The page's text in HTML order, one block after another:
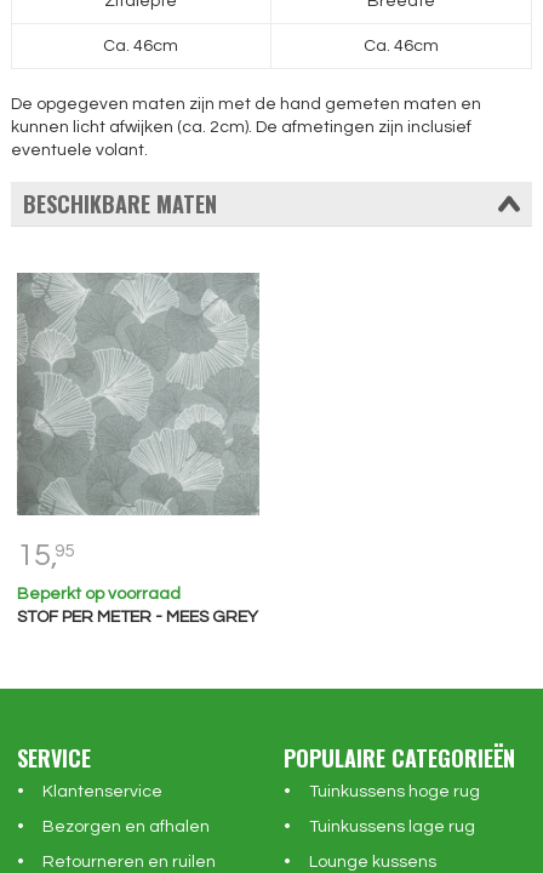
Ca. 46cm Ca. 46cm
De opgegeven maten zijn met de hand gemeten maten en
kunnen licht afwijken (ca. 2cm). De afmetingen zijn inclusief
eventuele volant.
BESCHIKBARE MATEN
15,95
Beperkt op voorraad
STOF PER METER - MEES GREY
SERVICE
Klantenservice
Bezorgen en afhalen
Retourneren en ruilen
POPULAIRE CATEGORIEËN
Tuinkussens hoge rug
Tuinkussens lage rug
Lounge kussens